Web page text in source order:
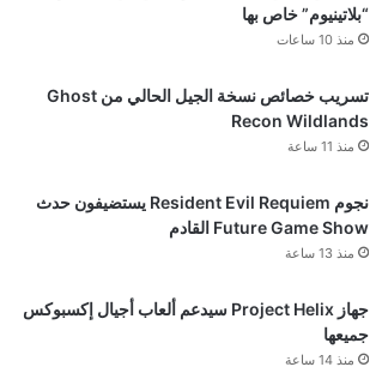
“بلاتينيوم” خاص بها
منذ 10 ساعات
تسريب خصائص نسخة الجيل الحالي من Ghost
Recon Wildlands
منذ 11 ساعة
نجوم Resident Evil Requiem يستضيفون حدث
Future Game Show القادم
منذ 13 ساعة
جهاز Project Helix سيدعم ألعاب أجيال إكسبوكس
جميعها
منذ 14 ساعة